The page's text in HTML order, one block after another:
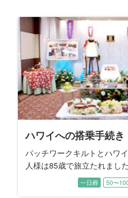
ハワイへの搭乗手続き
パッチワークキルトとハワ
人様は85歳で旅立たれまし
で施主様のお母様のご葬儀
ただいたご縁でご依頼を承
一日葬 50〜